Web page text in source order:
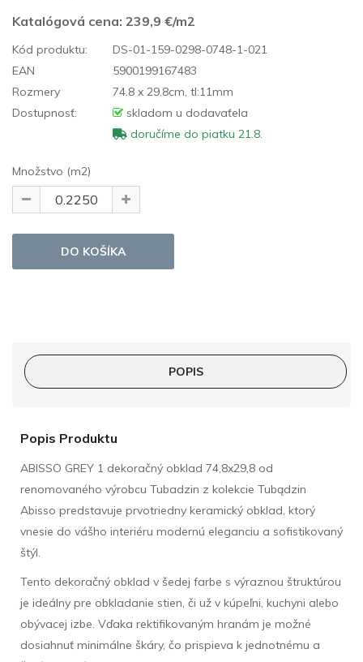
Katalógová cena: 239,9 €/m2
Kód produktu:
DS-01-159-0298-0748-1-021
EAN
5900199167483
Rozmery
74.8 x 29.8cm, tl:11mm
Dostupnosť:
skladom u dodavaťela
doručíme do piatku 21.8.
Množstvo (m2)
POPIS
Popis Produktu
ABISSO GREY 1 dekoračný obklad 74,8x29,8 od
renomovaného výrobcu Tubadzin z kolekcie Tubądzin
Abisso predstavuje prvotriedny keramický obklad, ktorý
vnesie do vášho interiéru modernú eleganciu a sofistikovaný
štýl.
Tento dekoračný obklad v šedej farbe s výraznou štruktúrou
je ideálny pre obkladanie stien, či už v kúpeľni, kuchyni alebo
obývacej izbe. Vďaka rektifikovaným hranám je možné
dosiahnuť minimálne škáry, čo prispieva k jednotnému a